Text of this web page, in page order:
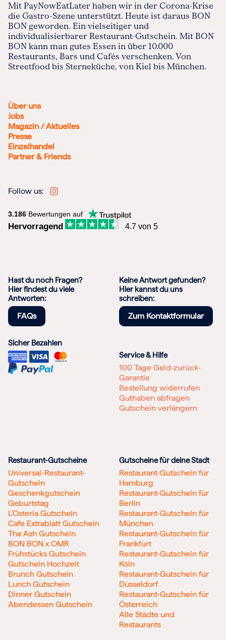
Mit PayNowEatLater haben wir in der Corona-Krise
die Gastro-Szene unterstützt. Heute ist daraus BON
BON geworden. Ein vielseitiger und
individualisierbarer Restaurant-Gutschein. Mit BON
BON kann man gutes Essen in über 10.000
Restaurants, Bars und Cafés verschenken. Von
Streetfood bis Sterneküche, von Kiel bis München.
Über uns
Jobs
Magazin / Aktuelles
Presse
Einzelhandel
Partner & Friends
Follow us:
3.186 Bewertungen auf
Hervorragend 4.7 von 5
Hast du noch Fragen?
Hier findest du viele
Antworten:
FAQs
Keine Antwort gefunden?
Hier kannst du uns
schreiben:
Zum Kontaktformular
Sicher Bezahlen
Service & Hilfe
100 Tage Geld-zurück-
Garantie
Bestellung widerrufen
Guthaben abfragen
Gutschein verlängern
Restaurant-Gutscheine
Universal-Restaurant-
Gutschein
Geschenkgutschein
Geburtstag
L’Osteria Gutschein
Cafe Extrablatt Gutschein
The Ash Gutschein
BON BON x OMR
Frühstücks Gutschein
Gutschein Hochzeit
Brunch Gutschein
Lunch Gutschein
Dinner Gutschein
Abendessen Gutschein
Gutscheine für deine Stadt
Restaurant-Gutschein für
Hamburg
Restaurant-Gutschein für
Berlin
Restaurant-Gutschein für
München
Restaurant-Gutschein für
Frankfurt
Restaurant-Gutschein für
Köln
Restaurant-Gutschein für
Düsseldorf
Restaurant-Gutschein für
Österreich
Alle Städte und
Restaurants